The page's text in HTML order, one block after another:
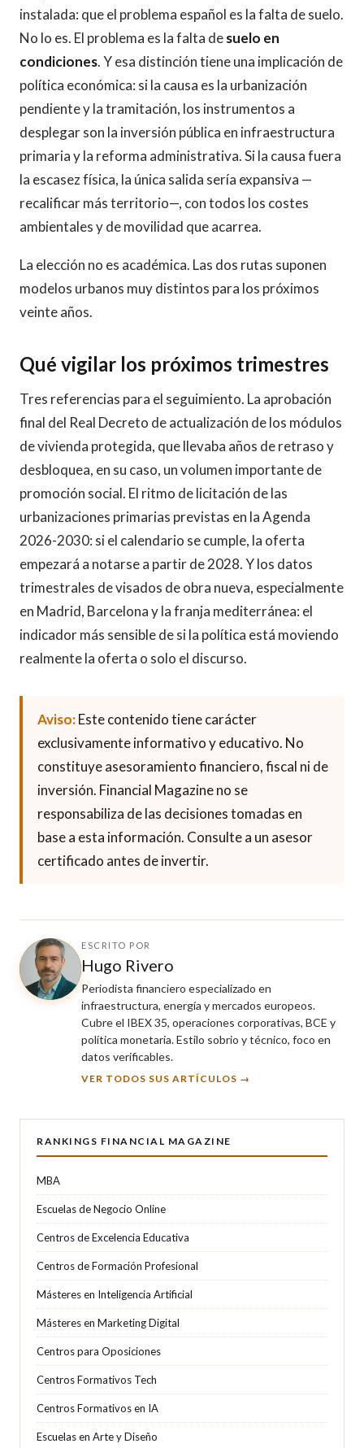
instalada: que el problema español es la falta de suelo.
No lo es. El problema es la falta desuelo en
condiciones. Y esa distinción tiene una implicación de
política económica: si la causa es la urbanización
pendiente y la tramitación, los instrumentos a
desplegar son la inversión pública en infraestructura
primaria y la reforma administrativa. Si la causa fuera
la escasez física, la única salida sería expansiva —
recalificar más territorio—, con todos los costes
ambientales y de movilidad que acarrea.
La elección no es académica. Las dos rutas suponen
modelos urbanos muy distintos para los próximos
veinte años.
Qué vigilar los próximos trimestres
Tres referencias para el seguimiento. La aprobación
final del Real Decreto de actualización de los módulos
de vivienda protegida, que llevaba años de retraso y
desbloquea, en su caso, un volumen importante de
promoción social. El ritmo de licitación de las
urbanizaciones primarias previstas en la Agenda
2026-2030: si el calendario se cumple, la oferta
empezará a notarse a partir de 2028. Y los datos
trimestrales de visados de obra nueva, especialmente
en Madrid, Barcelona y la franja mediterránea: el
indicador más sensible de si la política está moviendo
realmente la oferta o solo el discurso.
Aviso:Este contenido tiene carácter
exclusivamente informativo y educativo. No
constituye asesoramiento financiero, fiscal ni de
inversión. Financial Magazine no se
responsabiliza de las decisiones tomadas en
base a esta información. Consulte a un asesor
certificado antes de invertir.
ESCRITO POR
Hugo Rivero
Periodista financiero especializado en
infraestructura, energía y mercados europeos.
Cubre el IBEX 35, operaciones corporativas, BCE y
política monetaria. Estilo sobrio y técnico, foco en
datos verificables.
VER TODOS SUS ARTÍCULOS →
RANKINGS FINANCIAL MAGAZINE
MBA
Escuelas de Negocio Online
Centros de Excelencia Educativa
Centros de Formación Profesional
Másteres en Inteligencia Artificial
Másteres en Marketing Digital
Centros para Oposiciones
Centros Formativos Tech
Centros Formativos en IA
Escuelas en Arte y Diseño